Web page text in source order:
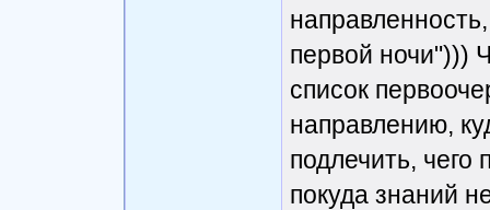
первой ночи")))
список
направлению,
подлечить, чего
покуда знаний